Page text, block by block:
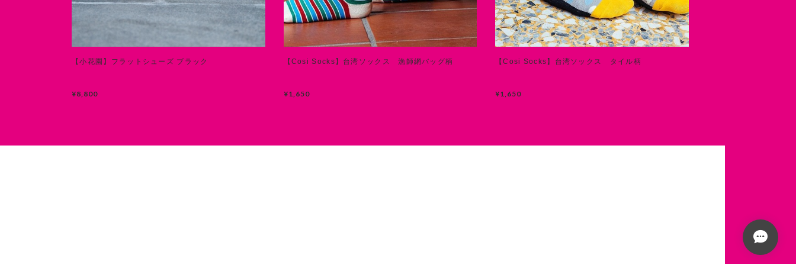
【小花園】フラットシューズ ブラック
¥8,800
【Cosi Socks】台湾ソックス 漁師網バッグ柄
¥1,650
【Cosi Socks】台湾ソックス タイル柄
¥1,650